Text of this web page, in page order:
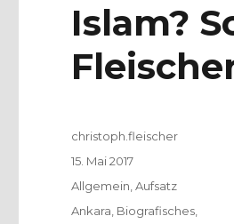
Islam?
Autor
christoph.fleischer
Veröffentlicht
am
15. Mai 2017
Kategorien
Allgemein ,Aufsatz
Schlagwörter
Ankara Biografisches